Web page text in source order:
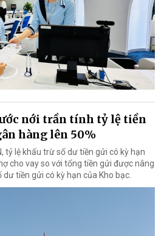
nới trần tính tỷ lệ tiền
hàng lên 50%
tỷ lệ khấu trừ số dư tiền gửi có kỳ hạn
cho vay so với tổng tiền gửi được nâng
tiền gửi có kỳ hạn của Kho bạc.